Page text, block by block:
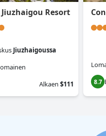
Resort
Jiuzhaigoussa
Alkaen $111 8.7